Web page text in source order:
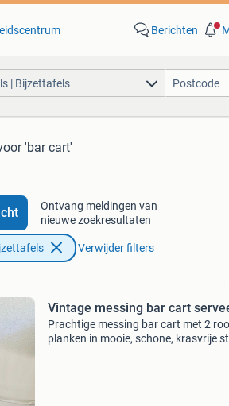
Berichten
| Bijzettafels
'bar cart'
Ontvang meldingen van
nieuwe zoekresultaten
Verwijder filters
Vintage messing bar cart
Prachtige messing bar cart met 2
planken in mooie, schone, krasvrije